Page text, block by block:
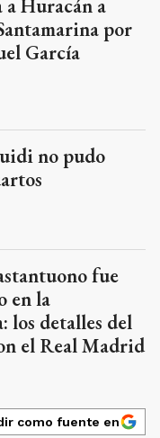
Huracán a
por
García
no pudo
fue
en la
los detalles del
el Real Madrid
como fuente en